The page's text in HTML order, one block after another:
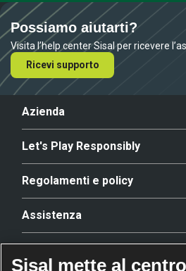
Possiamo aiutarti?
Visita l’help center Sisal per ricevere
Ricevi supporto
Azienda
Let's Play Responsibly
Regolamenti e policy
Assistenza
Sisal mette al